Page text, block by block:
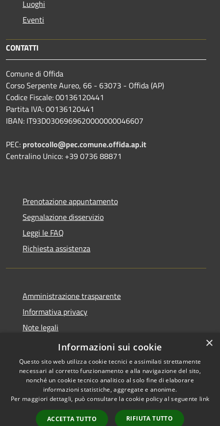
Luoghi
Eventi
CONTATTI
Comune di Offida
Corso Serpente Aureo, 66 - 63073 - Offida (AP)
Codice Fiscale: 00136120441
Partita IVA: 00136120441
IBAN: IT93D0306969620000000046607
PEC: protocollo@pec.comune.offida.ap.it
Centralino Unico: +39 0736 88871
Prenotazione appuntamento
Segnalazione disservizio
Leggi le FAQ
Richiesta assistenza
Amministrazione trasparente
Informativa privacy
Note legali
Dichiarazione di accessibilità
Accessibilità
Copyright © 2026 • Comune di
Offida • Powered by
Municipium•
Accesso
×
Informazioni sui cookie
Questo sito web utilizza cookie tecnici e assimilati strettamente
necessari al corretto funzionamento e alla navigazione del sito,
nonché un cookie tecnico analitico al solo fine di elaborare
informazioni statistiche, aggregate e anonime.
Per maggiori dettagli, può consultare la cookie policy al seguente link
ACCETTA TUTTO RIFIUTA TUTTO